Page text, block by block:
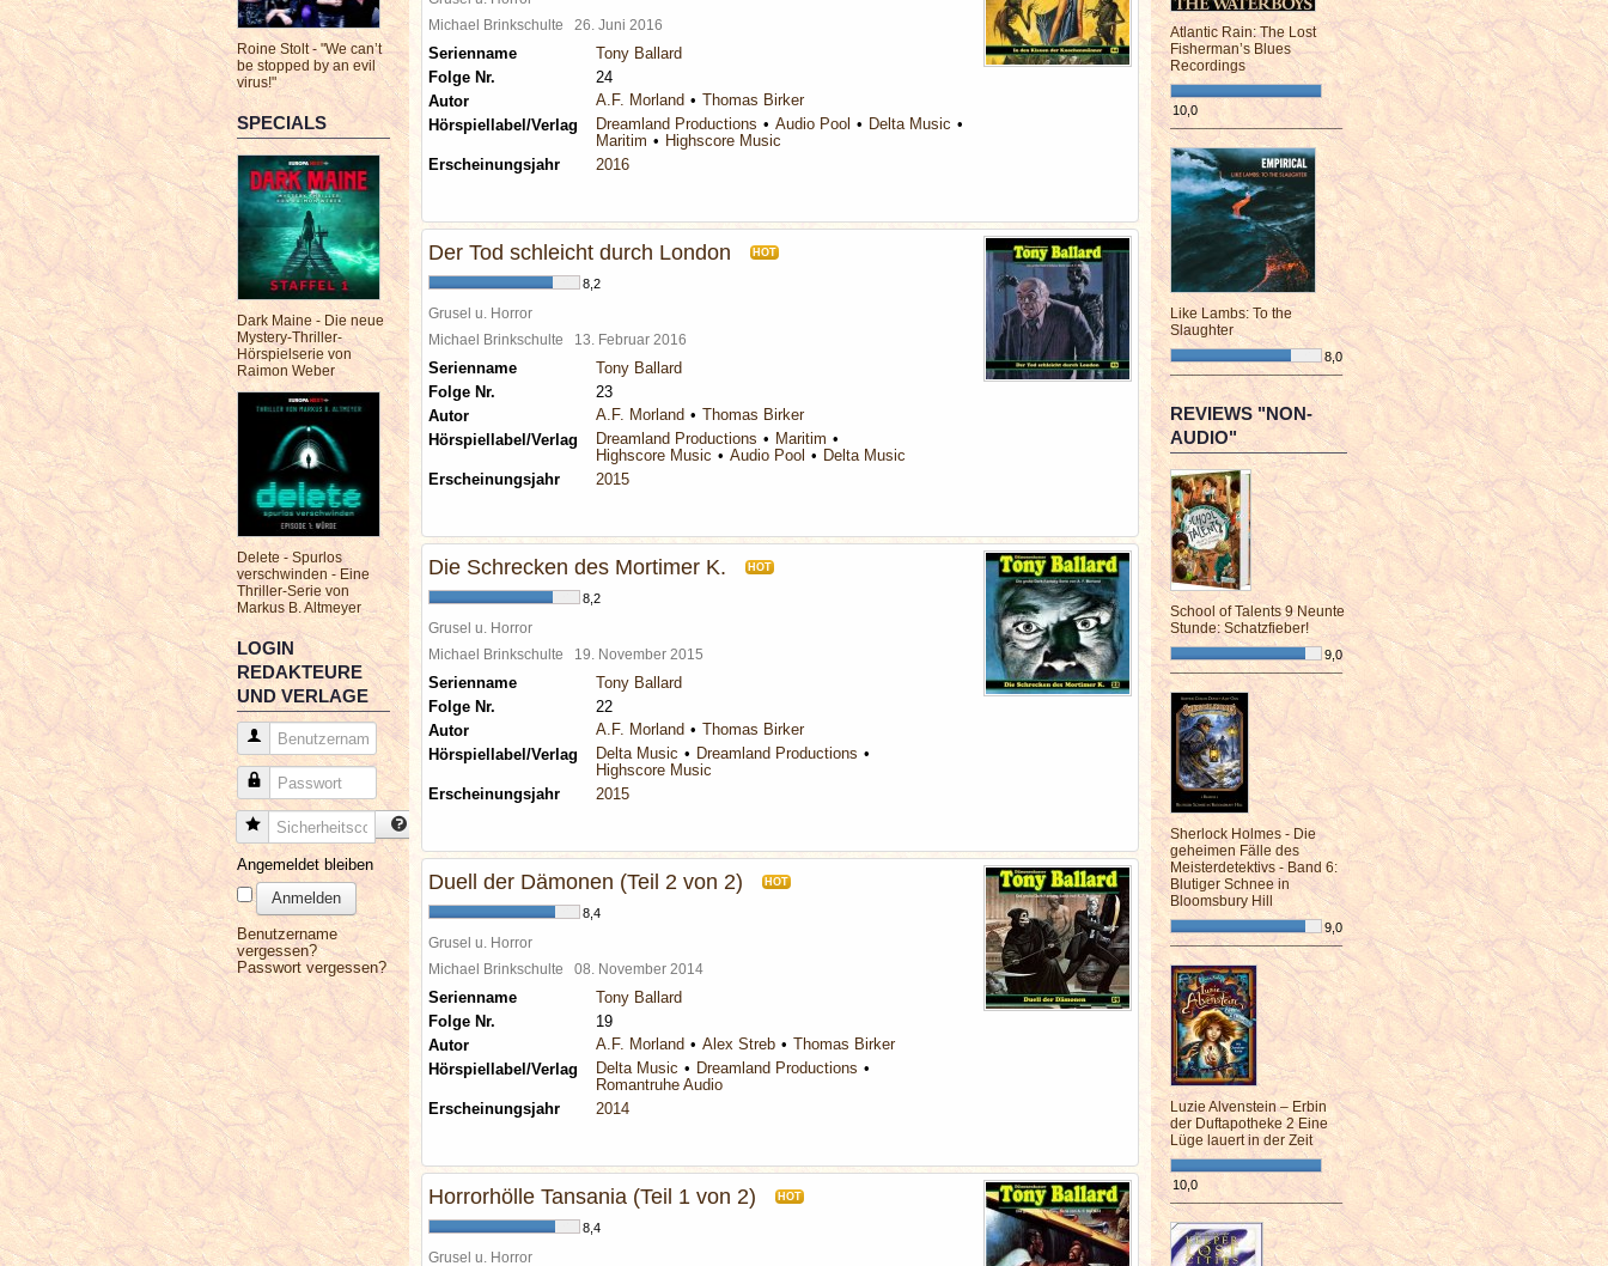
Roine Stolt - "We can’t
be stopped by an evil
virus!"
SPECIALS
Dark Maine - Die neue
Mystery-Thriller-
Hörspielserie von
Raimon Weber
Delete - Spurlos
verschwinden - Eine
Thriller-Serie von
Markus B. Altmeyer
LOGIN
REDAKTEURE
UND VERLAGE
Benutzername
Passwort
Sicherheitscode
Angemeldet bleiben
Anmelden
Benutzername
vergessen?
Passwort vergessen?
Michael Brinkschulte 26. Juni 2016
Serienname
Tony Ballard
Folge Nr.
24
Autor
A.F. Morland
Thomas Birker
Hörspiellabel/Verlag
Dreamland Productions Audio Pool
Delta Music
Maritim
Highscore Music
Erscheinungsjahr
2016
Der Tod schleicht durch London HOT
8,2
Grusel u. Horror
Michael Brinkschulte 13. Februar 2016
Serienname
Tony Ballard
Folge Nr.
23
Autor
A.F. Morland
Thomas Birker
Hörspiellabel/Verlag
Dreamland Productions
Maritim
Highscore Music
Audio Pool
Delta Music
Erscheinungsjahr
2015
Die Schrecken des Mortimer K. HOT
8,2
Grusel u. Horror
Michael Brinkschulte 19. November 2015
Serienname
Tony Ballard
Folge Nr.
22
Autor
A.F. Morland
Thomas Birker
Hörspiellabel/Verlag
Delta Music
Dreamland Productions
Highscore Music
Erscheinungsjahr
2015
Duell der Dämonen (Teil 2 von 2) HOT
8,4
Grusel u. Horror
Michael Brinkschulte 08. November 2014
Serienname
Tony Ballard
Folge Nr.
19
Autor
A.F. Morland Alex Streb
Thomas Birker
Hörspiellabel/Verlag
Delta Music
Dreamland Productions
Romantruhe Audio
Erscheinungsjahr
2014
Horrorhölle Tansania (Teil 1 von 2) HOT
8,4
Grusel u. Horror
Atlantic Rain: The Lost
Fisherman’s Blues
Recordings
10,0
¯¯¯¯¯¯¯¯¯¯¯¯¯¯¯¯¯¯¯¯¯¯¯¯
Like Lambs: To the
Slaughter
8,0
¯¯¯¯¯¯¯¯¯¯¯¯¯¯¯¯¯¯¯¯¯¯¯¯
REVIEWS "NON-
AUDIO"
School of Talents 9 Neunte
Stunde: Schatzfieber!
9,0
¯¯¯¯¯¯¯¯¯¯¯¯¯¯¯¯¯¯¯¯¯¯¯¯
Sherlock Holmes - Die
geheimen Fälle des
Meisterdetektivs - Band 6:
Blutiger Schnee in
Bloomsbury Hill
9,0
¯¯¯¯¯¯¯¯¯¯¯¯¯¯¯¯¯¯¯¯¯¯¯¯
Luzie Alvenstein – Erbin
der Duftapotheke 2 Eine
Lüge lauert in der Zeit
10,0
¯¯¯¯¯¯¯¯¯¯¯¯¯¯¯¯¯¯¯¯¯¯¯¯